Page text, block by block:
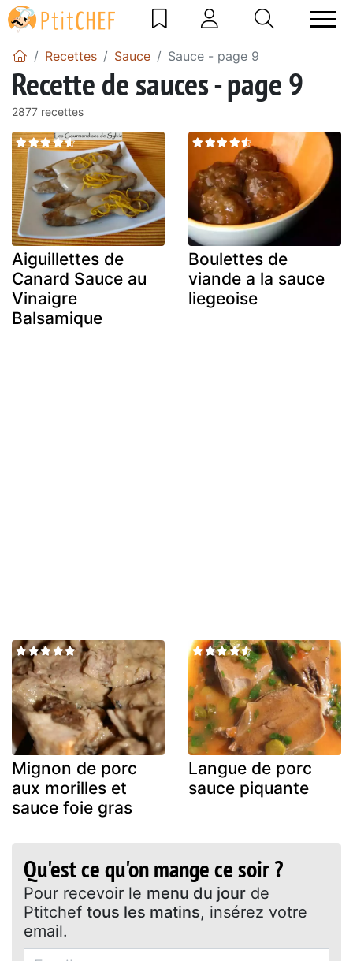
Recettes Sauce Sauce - page 9
Recette de sauces - page 9
2877 recettes
Aiguillettes de
Canard Sauce au
Vinaigre
Balsamique
Boulettes de
viande a la sauce
liegeoise
Mignon de porc
aux morilles et
sauce foie gras
Langue de porc
sauce piquante
Qu'est ce qu'on mange ce soir ?
Pour recevoir le menu du jour de
Ptitchef tous les matins, insérez votre
email.